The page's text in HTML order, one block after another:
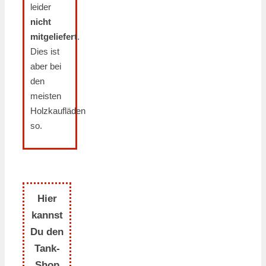
leider
nicht
mitgeliefert.
Dies ist
aber bei
den
meisten
Holzkaufläden
so.
Hier
kannst
Du den
Tank-